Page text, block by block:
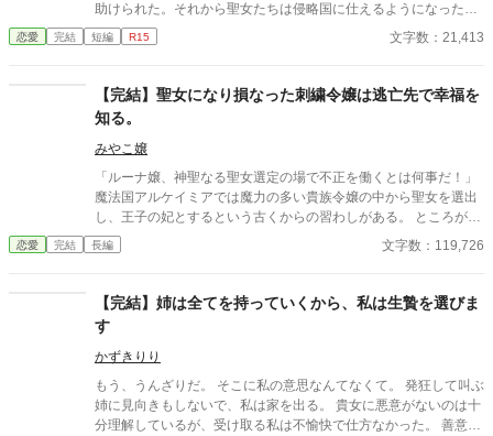
助けられた。それから聖女たちは侵略国に仕えるようになった
が、一か月後に筆頭聖女だったルミネラは命の恩人の侯爵へ嫁ぐ
ように国王から命じられる。 結婚披露宴では、陛下に側妃として
めて「陛下の手がつかなかったら一年後に妻にしてほしい」と頼
んでいた。しかも、侯爵はその手を振り払いもしない。 聖女は愛
のない交わりで神の加護を失うとされているので、当然白い結婚
だと思っていたが、初夜に侯爵のメイアスから体の関係を迫られ
る。彼は命の恩人だったので、ルミネラはそのまま彼を受け入れ
た。 侯爵がかつての恋人に似ていたとはいえ、侯爵と孤児だった
彼は全く別人。愛のない交わりだったので、当然力を失うと思っ
ていたが、なぜか以前よりも力が漲っていた。 ※全１１話 ２万
字程度の話です。
恋愛 完結 短編 R15 文字数：21,413
【完結】聖女になり損なった刺繍令嬢は逃亡先で幸福を
知る。
みやこ嬢
「ルーナ嬢、神聖なる聖女選定の場で不正を働くとは何事だ！」
魔法国アルケイミアでは魔力の多い貴族令嬢の中から聖女を選出
し、王子の妃とするという古くからの習わしがある。 ところが、
最終試験まで残ったクレモント侯爵家令嬢ルーナは不正を疑われ
て聖女候補から外されてしまう。聖女になり損なった失意のルー
が、身を守るために侍女ティカと共に逃げ出した。 あてのない旅
に出たルーナは、身を寄せた隣国シュベルトの街で一人の騎士と
恋愛 完結 長編 文字数：119,726
【完結】姉は全てを持っていくから、私は生贄を選びま
す
かずきりり
もう、うんざりだ。 そこに私の意思なんてなくて。 発狂して叫ぶ
姉に見向きもしないで、私は家を出る。 貴女に悪意がないのは十
分理解しているが、受け取る私は不愉快で仕方なかった。 善意で